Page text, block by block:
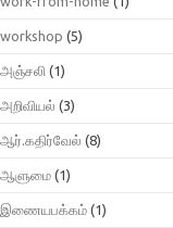
workshop (5)
அஞ்சலி (1)
அறிவியல் (3)
ஆர்.கதிர்வேல் (8)
ஆளுமை (1)
இணையபக்கம் (1)